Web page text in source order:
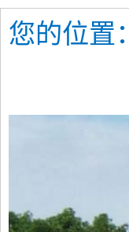
您的位置：